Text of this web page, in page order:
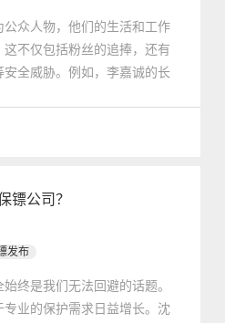
众人物，他们的生活和工作
不仅包括粉丝的追捧，还有
全威胁。例如，李嘉诚的长
确保其安全。
镖公司？
发布
终是我们无法回避的话题。
业的保护需求日益增长。沈